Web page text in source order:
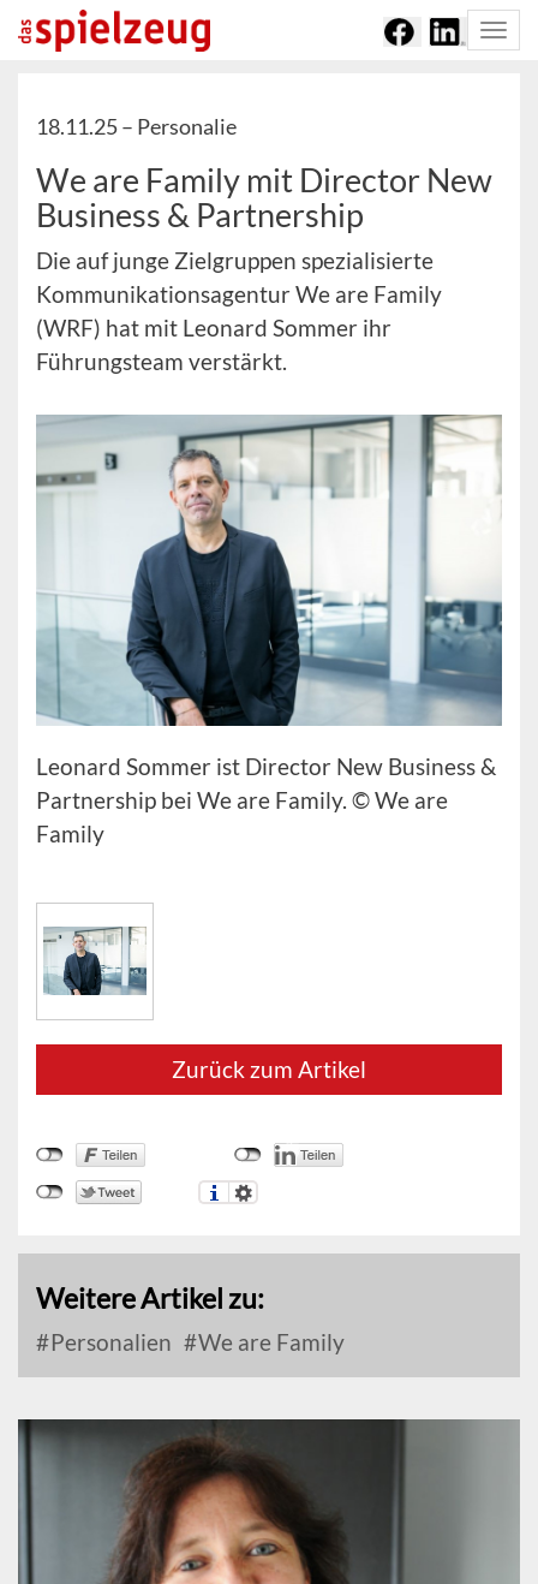
18.11.25 – Personalie
We are Family mit Director New
Business & Partnership
Die auf junge Zielgruppen spezialisierte
Kommunikationsagentur We are Family
(WRF) hat mit Leonard Sommer ihr
Führungsteam verstärkt.
Leonard Sommer ist Director New Business &
Partnership bei We are Family. © We are
Family
Zurück zum Artikel
Weitere Artikel zu:
Personalien We are Family